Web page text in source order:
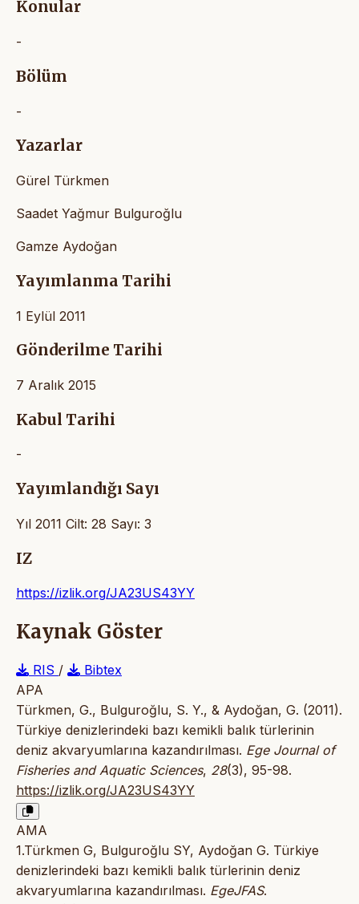
Konular
-
Bölüm
-
Yazarlar
Gürel Türkmen
Saadet Yağmur Bulguroğlu
Gamze Aydoğan
Yayımlanma Tarihi
1 Eylül 2011
Gönderilme Tarihi
7 Aralık 2015
Kabul Tarihi
-
Yayımlandığı Sayı
Yıl 2011 Cilt: 28 Sayı: 3
IZ
https://izlik.org/JA23US43YY
Kaynak Göster
RIS /
Bibtex
APA
Türkmen, G., Bulguroğlu, S. Y., & Aydoğan, G. (2011).
Türkiye denizlerindeki bazı kemikli balık türlerinin
deniz akvaryumlarına kazandırılması. Ege Journal of
Fisheries and Aquatic Sciences, 28(3), 95-98.
https://izlik.org/JA23US43YY
AMA
1.Türkmen G, Bulguroğlu SY, Aydoğan G. Türkiye
denizlerindeki bazı kemikli balık türlerinin deniz
akvaryumlarına kazandırılması. EgeJFAS.